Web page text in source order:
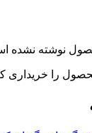
نوشته نشده
را خریداری